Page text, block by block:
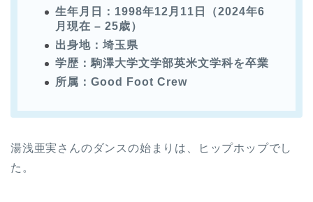
生年月日：1998年12月11日（2024年6
月現在 – 25歳）
出身地：埼玉県
学歴：駒澤大学文学部英米文学科を卒業
所属：Good Foot Crew
湯浅亜実さんのダンスの始まりは、ヒップホップでし
た。